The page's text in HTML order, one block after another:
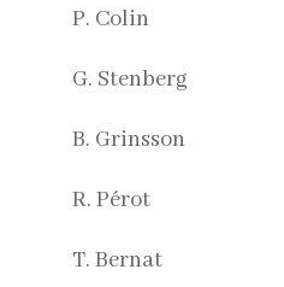
P. Colin
G. Stenberg
B. Grinsson
R. Pérot
T. Bernat